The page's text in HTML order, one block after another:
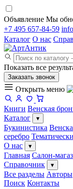
Объявление Мы
+7 495 657-84-59
Каталог О нас
Показать все
Заказать звонок
Открыть меню
Книги Венская
Каталог
▾
Букинистика
серебро
О нас
▾
Главная Салон-
Справочник
▾
Все разделы Авторы
Поиск Контакты